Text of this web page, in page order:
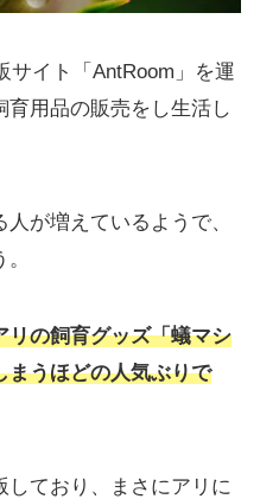
サイト「AntRoom」を運
用品の販売をし生活し
が増えているようで、
リの飼育グッズ「蟻マシ
まうほどの人気ぶりで
ており、まさにアリに